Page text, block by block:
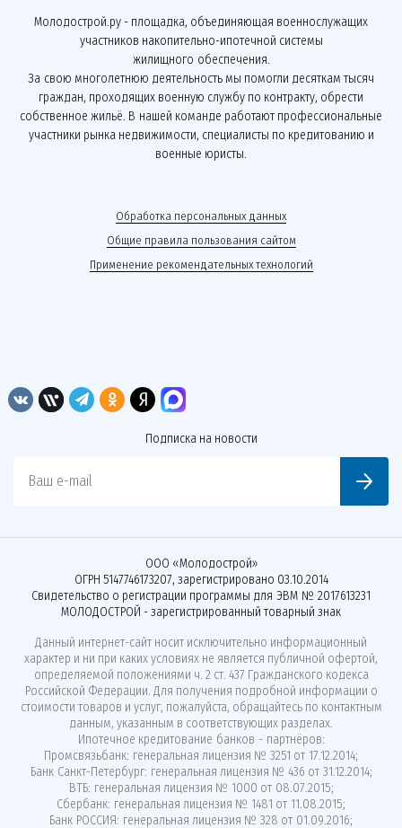
Молодострой.ру - площадка, объединяющая военнослужащих
участников накопительно-ипотечной системы
жилищного обеспечения.
За свою многолетнюю деятельность мы помогли десяткам тысяч
граждан, проходящих военную службу по контракту, обрести
собственное жильё. В нашей команде работают профессиональные
участники рынка недвижимости, специалисты по кредитованию и
военные юристы.
Обработка персональных данных
Общие правила пользования сайтом
Применение рекомендательных технологий
Подписка на новости
Ваш e-mail
ООО «Молодострой»
ОГРН 5147746173207, зарегистрировано 03.10.2014
Свидетельство о регистрации программы для ЭВМ № 2017613231
МОЛОДОСТРОЙ - зарегистрированный товарный знак
Данный интернет-сайт носит исключительно информационный
характер и ни при каких условиях не является публичной офертой,
определяемой положениями ч. 2 ст. 437 Гражданского кодекса
Российской Федерации. Для получения подробной информации о
стоимости товаров и услуг, пожалуйста, обращайтесь по контактным
данным, указанным в соответствующих разделах.
Ипотечное кредитование банков - партнёров:
Промсвязьбанк: генеральная лицензия № 3251 от 17.12.2014;
Банк Санкт-Петербург: генеральная лицензия № 436 от 31.12.2014;
ВТБ: генеральная лицензия № 1000 от 08.07.2015;
Сбербанк: генеральная лицензия № 1481 от 11.08.2015;
Банк РОССИЯ: генеральная лицензия № 328 от 01.09.2016;